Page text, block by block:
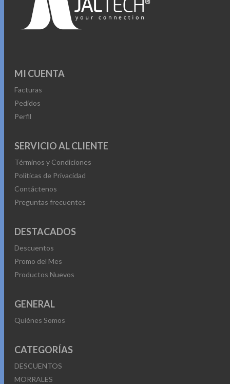
MI CUENTA
Facturas
Pedidos
Perfil
SERVICIO AL CLIENTE
Términos y Condiciones
Políticas de Privacidad
Contáctenos
Preguntas frecuentes
DESTACADOS
Descuentos
Promo del Mes
Productos Nuevos
GENERAL
Quiénes Somos
CATEGORÍAS
DESCUENTOS
MORRALES